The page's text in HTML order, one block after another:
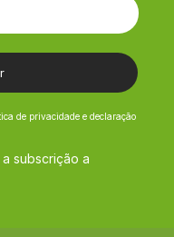
de privacidade e declaração
subscrição a